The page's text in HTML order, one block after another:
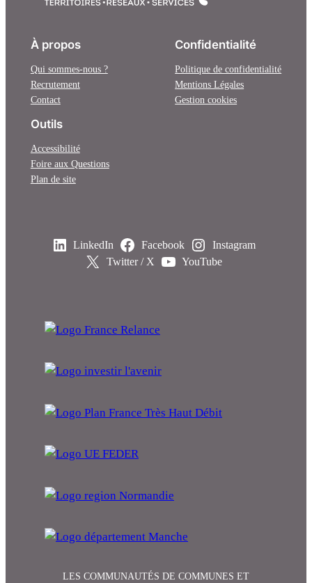
À propos
Qui sommes-nous ?
Recrutement
Contact
Confidentialité
Politique de confidentialité
Mentions Légales
Gestion cookies
Outils
Accessibilité
Foire aux Questions
Plan de site
LinkedIn Facebook
Instagram
Twitter / X
YouTube
LES COMMUNAUTÉS DE COMMUNES ET